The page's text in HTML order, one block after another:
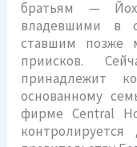
братьям —
владевшими в
ставшим позже
приисков.
принадлежит
основанному
фирме Central